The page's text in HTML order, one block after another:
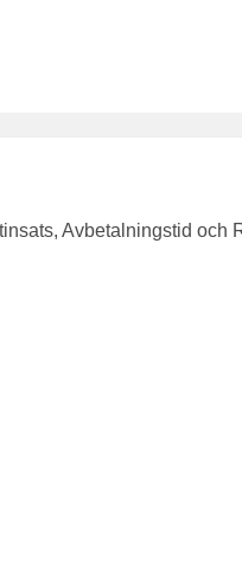
Avbetalningstid och